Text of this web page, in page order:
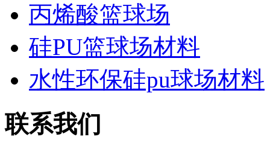
丙烯酸篮球场
硅PU篮球场材料
水性环保硅pu球场材料
联系我们